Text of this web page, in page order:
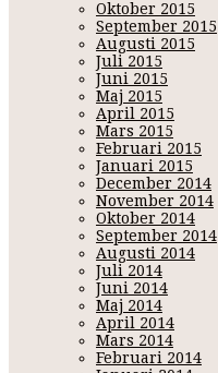
Oktober 2015
September 2015
Augusti 2015
Juli 2015
Juni 2015
Maj 2015
April 2015
Mars 2015
Februari 2015
Januari 2015
December 2014
November 2014
Oktober 2014
September 2014
Augusti 2014
Juli 2014
Juni 2014
Maj 2014
April 2014
Mars 2014
Februari 2014